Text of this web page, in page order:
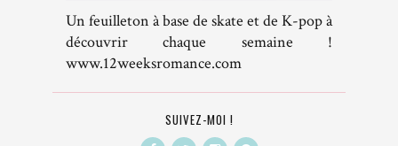
Un feuilleton à base de skate et de K-pop à
découvrir chaque semaine !
www.12weeksromance.com
SUIVEZ-MOI !